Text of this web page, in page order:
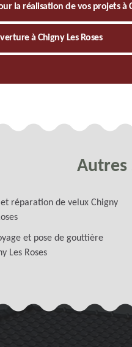
la réalisation de vos projets à
à Chigny Les Roses
Autres
et réparation de velux Chigny
et pose de gouttière
Les Roses